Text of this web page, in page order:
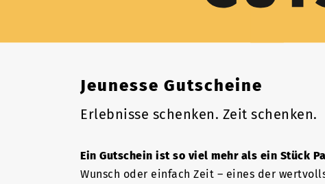
Jeunesse Gutscheine
Erlebnisse schenken. Zeit schenken.
Ein Gutschein ist so viel mehr als ein Stück
Wunsch oder einfach Zeit – eines der